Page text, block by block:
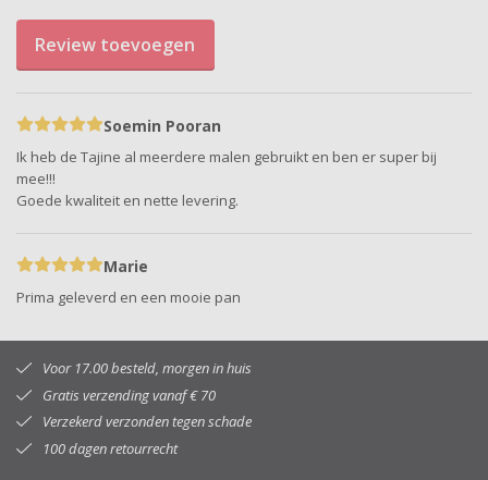
Review toevoegen
Soemin Pooran
Ik heb de Tajine al meerdere malen gebruikt en ben er super bij
mee!!!
Goede kwaliteit en nette levering.
Marie
Prima geleverd en een mooie pan
Voor 17.00 besteld, morgen in huis
Gratis verzending vanaf € 70
Verzekerd verzonden tegen schade
100 dagen retourrecht